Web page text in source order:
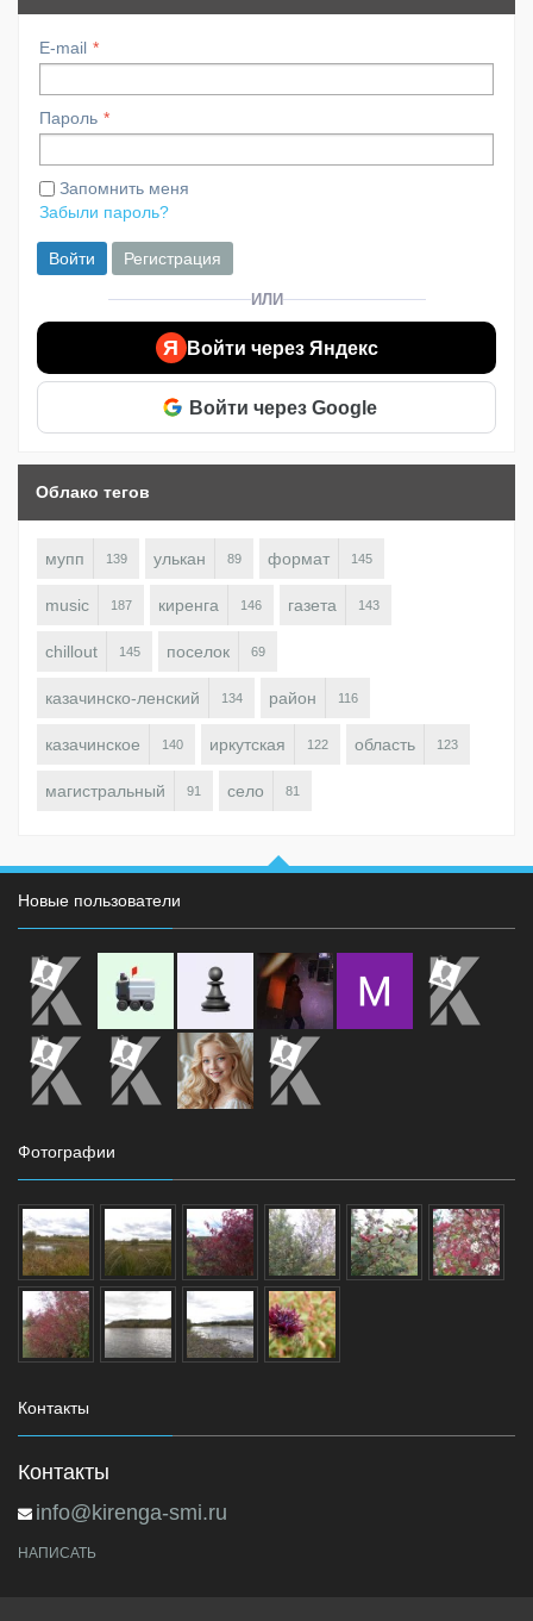
E-mail
Пароль
Запомнить меня
Забыли пароль?
Войти Регистрация
ИЛИ
Я Войти через Яндекс
Войти через Google
Облако тегов
мупп 139 улькан 89 формат 145
music 187 киренга 146 газета 143
chillout 145 поселок 69
казачинско-ленский 134 район 116
казачинское 140 иркутская 122 область 123
магистральный 91 село 81
Новые пользователи
Фотографии
Контакты
Контакты
info@kirenga-smi.ru
НАПИСАТЬ